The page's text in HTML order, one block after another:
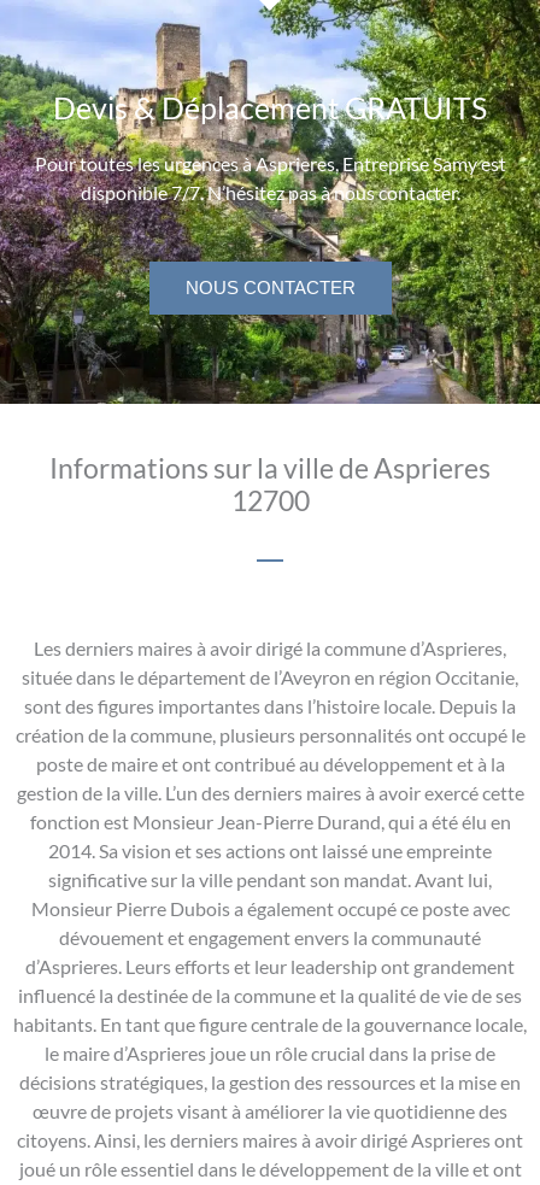
Devis & Déplacement GRATUITS
Pour toutes les urgences à Asprieres, Entreprise Samy est
disponible 7/7. N’hésitez pas à nous contacter.
NOUS CONTACTER
Informations sur la ville de Asprieres
12700
Les derniers maires à avoir dirigé la commune d’Asprieres,
située dans le département de l’Aveyron en région Occitanie,
sont des figures importantes dans l’histoire locale. Depuis la
création de la commune, plusieurs personnalités ont occupé le
poste de maire et ont contribué au développement et à la
gestion de la ville. L’un des derniers maires à avoir exercé cette
fonction est Monsieur Jean-Pierre Durand, qui a été élu en
2014. Sa vision et ses actions ont laissé une empreinte
significative sur la ville pendant son mandat. Avant lui,
Monsieur Pierre Dubois a également occupé ce poste avec
dévouement et engagement envers la communauté
d’Asprieres. Leurs efforts et leur leadership ont grandement
influencé la destinée de la commune et la qualité de vie de ses
habitants. En tant que figure centrale de la gouvernance locale,
le maire d’Asprieres joue un rôle crucial dans la prise de
décisions stratégiques, la gestion des ressources et la mise en
œuvre de projets visant à améliorer la vie quotidienne des
citoyens. Ainsi, les derniers maires à avoir dirigé Asprieres ont
joué un rôle essentiel dans le développement de la ville et ont